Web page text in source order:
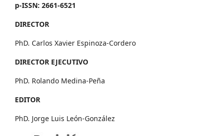
p-ISSN: 2661-6521
DIRECTOR
PhD. Carlos Xavier Espinoza-Cordero
DIRECTOR EJECUTIVO
PhD. Rolando Medina-Peña
EDITOR
PhD. Jorge Luis León-González